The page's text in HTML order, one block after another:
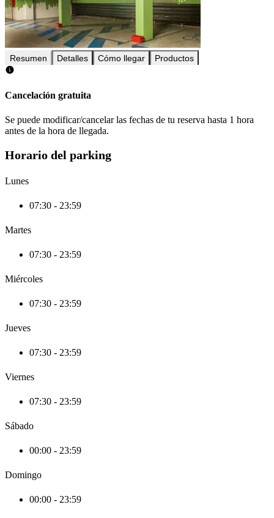
Resumen Detalles Cómo llegar Productos
Cancelación gratuita
Se puede modificar/cancelar las fechas de tu reserva hasta 1 hora
antes de la hora de llegada.
Horario del parking
Lunes
07:30 - 23:59
Martes
07:30 - 23:59
Miércoles
07:30 - 23:59
Jueves
07:30 - 23:59
Viernes
07:30 - 23:59
Sábado
00:00 - 23:59
Domingo
00:00 - 23:59